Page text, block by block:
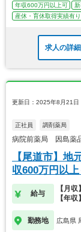
年収600万円以上可
産休・育休取得実績有り
求人の詳
更新日：2025年8月21日
正社員 調剤薬局
病院前薬局 因島薬
【尾道市】地
収600万円以上
給与
【月
【年
勤務地 広島県